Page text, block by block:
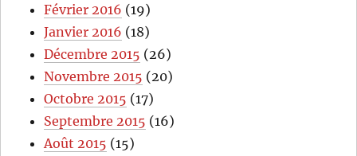
Février 2016 (19)
Janvier 2016 (18)
Décembre 2015 (26)
Novembre 2015 (20)
Octobre 2015 (17)
Septembre 2015 (16)
Août 2015 (15)